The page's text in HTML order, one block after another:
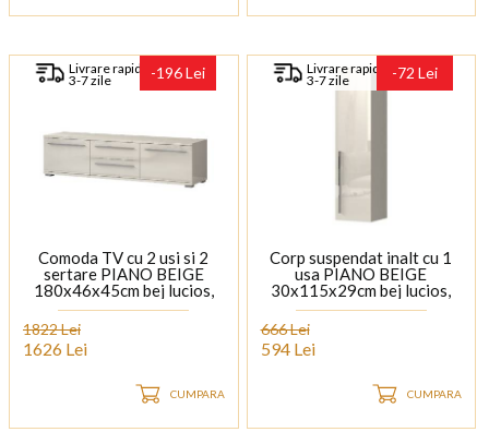
Livrare rapida
3-7 zile -196 Lei
Comoda TV cu 2 usi si 2
sertare PIANO BEIGE
180x46x45cm bej lucios,
manere si picioare crom
1822 Lei
1626 Lei
CUMPARA
Livrare rapida
3-7 zile -72 Lei
Corp suspendat inalt cu 1
usa PIANO BEIGE
30x115x29cm bej lucios,
maner crom
666 Lei
594 Lei
CUMPARA